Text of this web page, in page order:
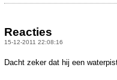
Reacties
15-12-2011 22:08:16
Dacht zeker dat hij een